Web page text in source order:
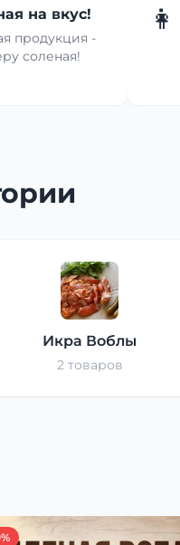
на вкус!
продукция -
соленая!
Икра Воблы
2 товаров